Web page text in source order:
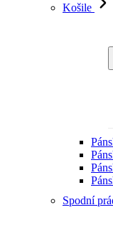
Košile
Spodní